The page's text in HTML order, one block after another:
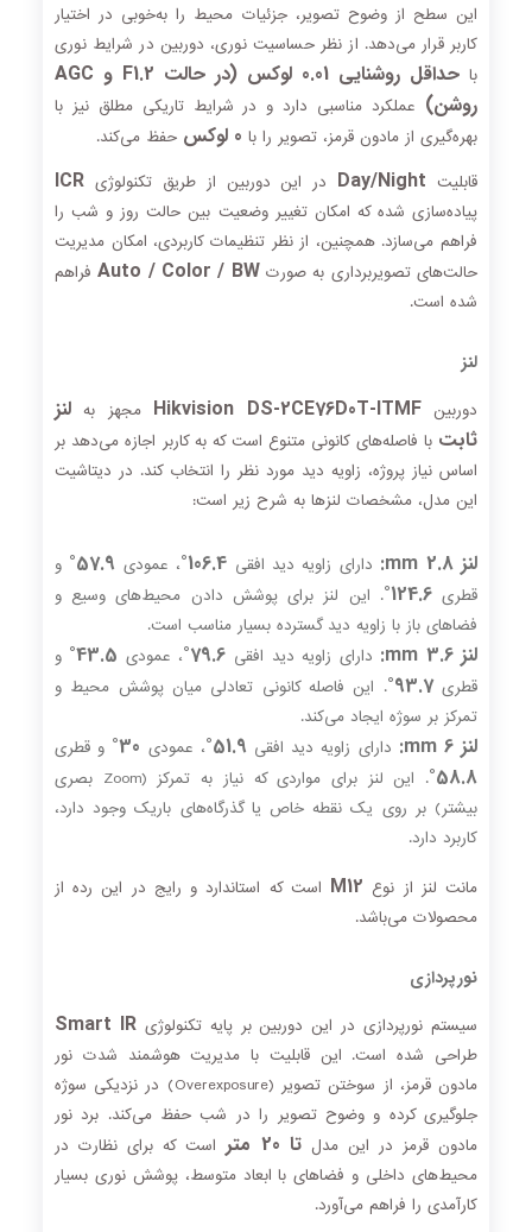
این سطح از وضوح تصویر، جزئیات محیط را به‌خوبی در اختیار
کاربر قرار می‌دهد. از نظر حساسیت نوری، دوربین در شرایط نوری
با
حداقل روشنایی 0.01 لوکس (در حالت F1.2 و AGC
روشن) عملکرد مناسبی دارد و در شرایط تاریکی مطلق نیز با
بهره‌گیری از مادون قرمز، تصویر را با 0 لوکس
حفظ می‌کند.
قابلیت Day/Night در این دوربین از طریق تکنولوژیICR
پیاده‌سازی شده که امکان تغییر وضعیت بین حالت روز و شب را
فراهم می‌سازد. همچنین، از نظر تنظیمات کاربردی، امکان مدیریت
حالت‌های تصویربرداری به صورتAuto / Color / BWفراهم
شده است.
لنز
دوربینHikvision DS-2CE76D0T-ITMF مجهز بهلنز
ثابت با فاصله‌های کانونی متنوع است که به کاربر اجازه می‌دهد بر
اساس نیاز پروژه، زاویه دید مورد نظر را انتخاب کند. در دیتاشیت
این مدل، مشخصات لنزها به شرح زیر است:
لنز 2.8 mm: دارای زاویه دید افقی 106.4° ، عمودی 57.9°
و
قطری124.6° . این لنز برای پوشش دادن محیط‌های وسیع و
فضاهای باز با زاویه دید گسترده بسیار مناسب است.
لنز 3.6 mm: دارای زاویه دید افقی 79.6° ، عمودی 43.5°
و
قطری93.7° . این فاصله کانونی تعادلی میان پوشش محیط و
تمرکز بر سوژه ایجاد می‌کند.
لنز 6 mm: دارای زاویه دید افقی 51.9° ، عمودی 30° و قطری
58.8°
. این لنز برای مواردی که نیاز به تمرکز (Zoom بصری
بیشتر) بر روی یک نقطه خاص یا گذرگاه‌های باریک وجود دارد،
کاربرد دارد.
مانت لنز از نوع M12 است که استاندارد و رایج در این رده از
محصولات می‌باشد.
نورپردازی
سیستم نورپردازی در این دوربین بر پایه تکنولوژیSmart IR
طراحی شده است. این قابلیت با مدیریت هوشمند شدت نور
مادون قرمز، از سوختن تصویر (Overexposure) در نزدیکی سوژه
جلوگیری کرده و وضوح تصویر را در شب حفظ می‌کند. برد نور
مادون قرمز در این مدلتا 20 متر
است که برای نظارت در
محیط‌های داخلی و فضاهای با ابعاد متوسط، پوشش نوری بسیار
کارآمدی را فراهم می‌آورد.